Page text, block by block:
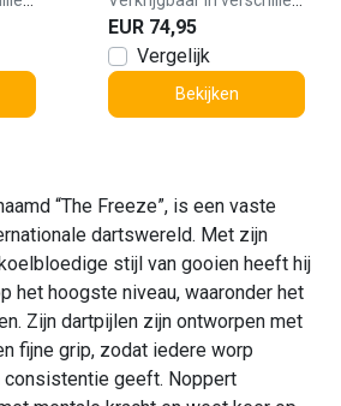
EUR 74,95
Vergelijk
Bekijken
“The Freeze”, is een vaste
dartswereld. Met zijn
stijl van gooien heeft hij
het hoogste niveau, waaronder het
Zijn dartpijlen zijn ontworpen met
fijne grip, zodat iedere worp
consistentie geeft. Noppert